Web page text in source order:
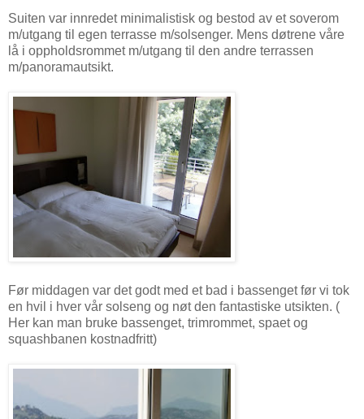
Suiten var innredet minimalistisk og bestod av et soverom
m/utgang til egen terrasse m/solsenger. Mens døtrene våre
lå i oppholdsrommet m/utgang til den andre terrassen
m/panoramautsikt.
Før middagen var det godt med et bad i bassenget før vi tok
en hvil i hver vår solseng og nøt den fantastiske utsikten. (
Her kan man bruke bassenget, trimrommet, spaet og
squashbanen kostnadfritt)